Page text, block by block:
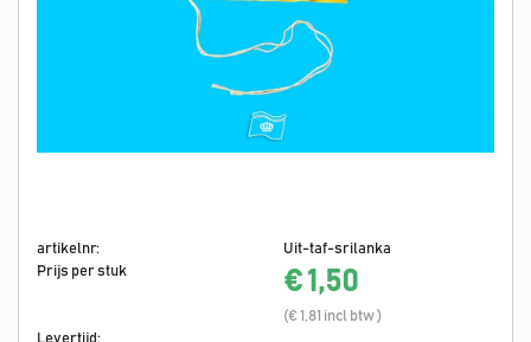
artikelnr:
Uit-taf-srilanka
Prijs per stuk
€ 1,50
(€ 1,81 incl btw )
Levertijd: